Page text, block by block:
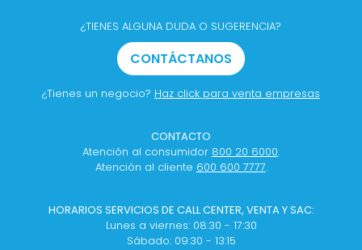
¿TIENES ALGUNA DUDA O SUGERENCIA?
CONTÁCTANOS
¿Tienes un negocio? Haz click para venta empresas
CONTACTO
Atención al consumidor 800 20 6000.
Atención al cliente 600 600 7777.
HORARIOS SERVICIOS DE CALL CENTER, VENTA Y SAC:
Lunes a viernes: 08:30 - 17:30
Sábado: 09:30 - 13:15